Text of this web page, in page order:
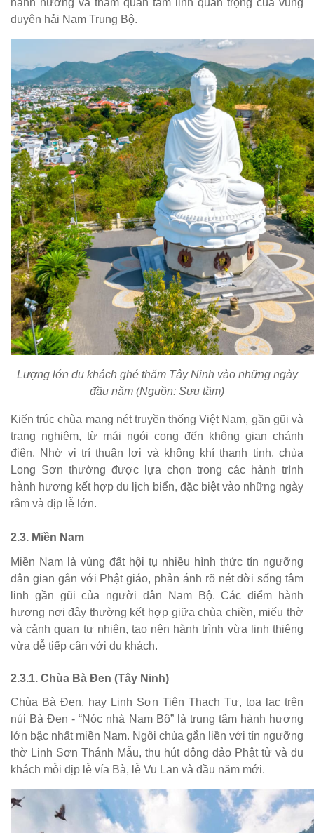
hành hương và tham quan tâm linh quan trọng của vùng
duyên hải Nam Trung Bộ.
Lượng lớn du khách ghé thăm Tây Ninh vào những ngày
đầu năm (Nguồn: Sưu tầm)
Kiến trúc chùa mang nét truyền thống Việt Nam, gần gũi và
trang nghiêm, từ mái ngói cong đến không gian chánh
điện. Nhờ vị trí thuận lợi và không khí thanh tịnh, chùa
Long Sơn thường được lựa chọn trong các hành trình
hành hương kết hợp du lịch biển, đặc biệt vào những ngày
rằm và dịp lễ lớn.
2.3. Miền Nam
Miền Nam là vùng đất hội tụ nhiều hình thức tín ngưỡng
dân gian gắn với Phật giáo, phản ánh rõ nét đời sống tâm
linh gần gũi của người dân Nam Bộ. Các điểm hành
hương nơi đây thường kết hợp giữa chùa chiền, miếu thờ
và cảnh quan tự nhiên, tạo nên hành trình vừa linh thiêng
vừa dễ tiếp cận với du khách.
2.3.1. Chùa Bà Đen (Tây Ninh)
Chùa Bà Đen, hay Linh Sơn Tiên Thạch Tự, tọa lạc trên
núi Bà Đen - “Nóc nhà Nam Bộ” là trung tâm hành hương
lớn bậc nhất miền Nam. Ngôi chùa gắn liền với tín ngưỡng
thờ Linh Sơn Thánh Mẫu, thu hút đông đảo Phật tử và du
khách mỗi dịp lễ vía Bà, lễ Vu Lan và đầu năm mới.